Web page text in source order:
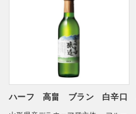
ハーフ 高畠 ブラン 白辛口